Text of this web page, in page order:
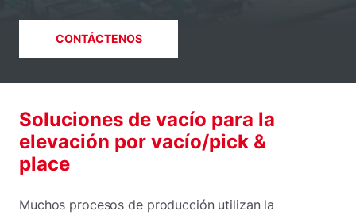
CONTÁCTENOS
Soluciones de vacío para la
elevación por vacío/pick &
place
Muchos procesos de producción utilizan la